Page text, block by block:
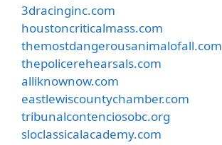
3dracinginc.com
houstoncriticalmass.com
themostdangerousanimalofall.com
thepolicerehearsals.com
alliknownow.com
eastlewiscountychamber.com
tribunalcontenciosobc.org
sloclassicalacademy.com